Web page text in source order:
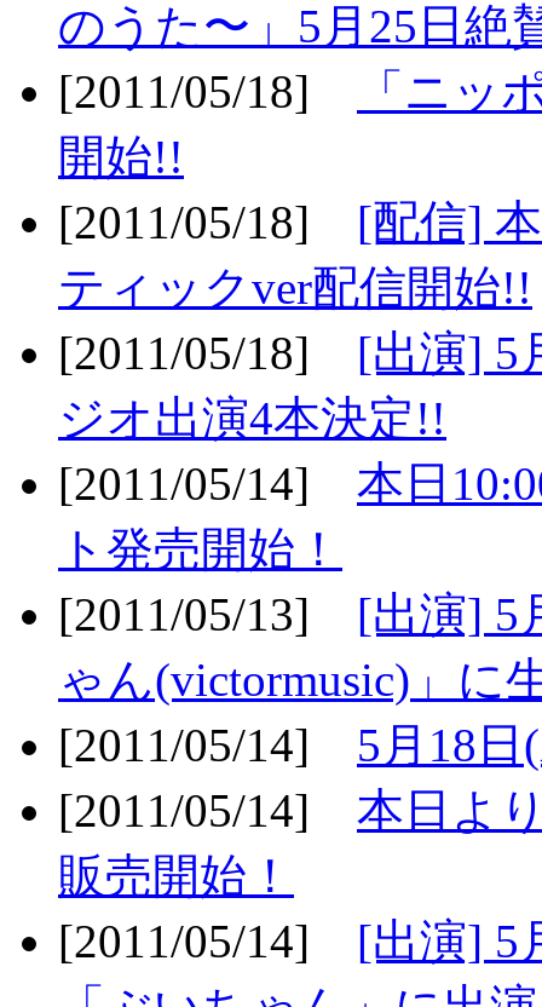
のうた〜」5月25日絶
[2011/05/18]
「ニッ
開始!!
[2011/05/18] [配信]
ティックver配信開始!!
[2011/05/18] [出演] 5
ジオ出演4本決定!!
[2011/05/14] 本日
ト発売開始！
[2011/05/13] [出演] 5
ゃん(victormusic)」に
[2011/05/14] 5月18
[2011/05/14] 本日よ
販売開始！
[2011/05/14] [出演] 5